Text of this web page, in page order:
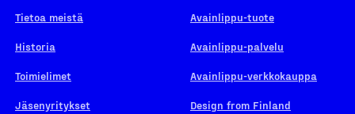
Tietoa meistä
Historia
Toimielimet
Jäsenyritykset
Avainlippu-tuote
Avainlippu-palvelu
Avainlippu-verkkokauppa
Design from Finland